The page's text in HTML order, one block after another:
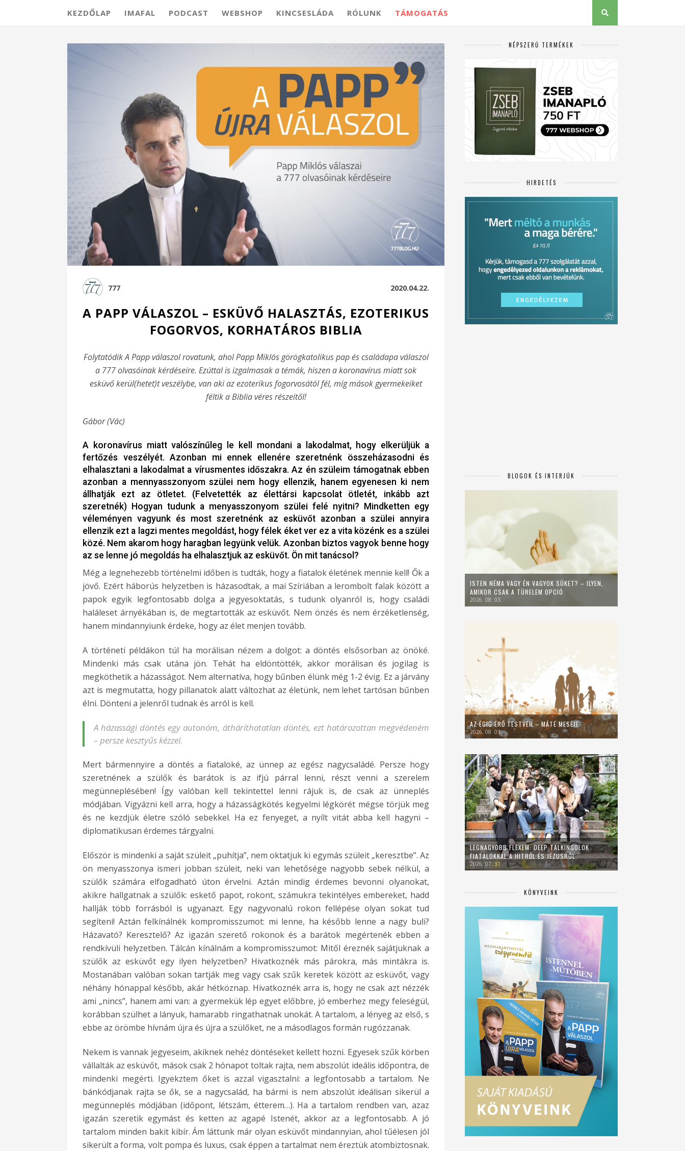
KEZDŐLAP IMAFAL PODCAST WEBSHOP KINCSESLÁDA RÓLUNK TÁMOGATÁS
777 2020.04.22.
A PAPP VÁLASZOL – ESKÜVŐ HALASZTÁS, EZOTERIKUS
FOGORVOS, KORHATÁROS BIBLIA
Folytatódik A Papp válaszol rovatunk, ahol Papp Miklós görögkatolikus pap és családapa válaszol
a 777 olvasóinak kérdéseire. Ezúttal is izgalmasak a témák, hiszen a koronavírus miatt sok
esküvő kerül(hetet)t veszélybe, van aki az ezoterikus fogorvosától fél, míg mások gyermekeiket
féltik a Biblia véres részeitől!
Gábor (Vác)
A koronavírus miatt valószínűleg le kell mondani a lakodalmat, hogy elkerüljük a
fertőzés veszélyét. Azonban mi ennek ellenére szeretnénk összeházasodni és
elhalasztani a lakodalmat a vírusmentes időszakra. Az én szüleim támogatnak ebben
azonban a mennyasszonyom szülei nem hogy ellenzik, hanem egyenesen ki nem
állhatják ezt az ötletet. (Felvetették az élettársi kapcsolat ötletét, inkább azt
szeretnék) Hogyan tudunk a menyasszonyom szülei felé nyitni? Mindketten egy
véleményen vagyunk és most szeretnénk az esküvőt azonban a szülei annyira
ellenzik ezt a lagzi mentes megoldást, hogy félek éket ver ez a vita közénk es a szülei
közé. Nem akarom hogy haragban legyünk velük. Azonban biztos vagyok benne hogy
az se lenne jó megoldás ha elhalasztjuk az esküvőt. Ön mit tanácsol?
Még a legnehezebb történelmi időben is tudták, hogy a fiatalok életének mennie kell! Ők a
jövő. Ezért háborús helyzetben is házasodtak, a mai Szíriában a lerombolt falak között a
papok egyik legfontosabb dolga a jegyesoktatás, s tudunk olyanról is, hogy családi
haláleset árnyékában is, de megtartották az esküvőt. Nem önzés és nem érzéketlenség,
hanem mindannyiunk érdeke, hogy az élet menjen tovább.
A történeti példákon túl ha morálisan nézem a dolgot: a döntés elsősorban az önöké.
Mindenki más csak utána jön. Tehát ha eldöntötték, akkor morálisan és jogilag is
megköthetik a házasságot. Nem alternatíva, hogy bűnben élünk még 1-2 évig. Ez a járvány
azt is megmutatta, hogy pillanatok alatt változhat az életünk, nem lehet tartósan bűnben
élni. Dönteni a jelenről tudnak és arról is kell.
A házassági döntés egy autonóm, átháríthatatlan döntés, ezt határozottan megvédeném
– persze kesztyűs kézzel.
Mert bármennyire a döntés a fiataloké, az ünnep az egész nagycsaládé. Persze hogy
szeretnének a szülők és barátok is az ifjú párral lenni, részt venni a szerelem
megünneplésében! Így valóban kell tekintettel lenni rájuk is, de csak az ünneplés
módjában. Vigyázni kell arra, hogy a házasságkötés kegyelmi légkörét mégse törjük meg
és ne kezdjük életre szóló sebekkel. Ha ez fenyeget, a nyílt vitát abba kell hagyni –
diplomatikusan érdemes tárgyalni.
Először is mindenki a saját szüleit „puhítja”, nem oktatjuk ki egymás szüleit „keresztbe”. Az
ön menyasszonya ismeri jobban szüleit, neki van lehetősége nagyobb sebek nélkül, a
szülők számára elfogadható úton érvelni. Aztán mindig érdemes bevonni olyanokat,
akikre hallgatnak a szülők: eskető papot, rokont, számukra tekintélyes embereket, hadd
hallják több forrásból is ugyanazt. Egy nagyvonalú rokon fellépése olyan sokat tud
segíteni! Aztán felkínálnék kompromisszumot: mi lenne, ha később lenne a nagy buli?
Házavató? Keresztelő? Az igazán szerető rokonok és a barátok megértenék ebben a
rendkívüli helyzetben. Tálcán kínálnám a kompromisszumot: Mitől éreznék sajátjuknak a
szülők az esküvőt egy ilyen helyzetben? Hivatkoznék más párokra, más mintákra is.
Mostanában valóban sokan tartják meg vagy csak szűk keretek között az esküvőt, vagy
néhány hónappal később, akár hétköznap. Hivatkoznék arra is, hogy ne csak azt nézzék
ami „nincs”, hanem ami van: a gyermekük lép egyet előbbre, jó emberhez megy feleségül,
korábban szülhet a lányuk, hamarabb ringathatnak unokát. A tartalom, a lényeg az első, s
ebbe az örömbe hívnám újra és újra a szülőket, ne a másodlagos formán rugózzanak.
Nekem is vannak jegyeseim, akiknek nehéz döntéseket kellett hozni. Egyesek szűk körben
vállalták az esküvőt, mások csak 2 hónapot toltak rajta, nem abszolút ideális időpontra, de
mindenki megérti. Igyekztem őket is azzal vigasztalni: a legfontosabb a tartalom. Ne
bánkódjanak rajta se ők, se a nagycsalád, ha bármi is nem abszolút ideálisan sikerül a
megünneplés módjában (időpont, létszám, étterem…). Ha a tartalom rendben van, azaz
igazán szeretik egymást és ketten az agapé Istenét, akkor az a legfontosabb. A jó
tartalom minden bakit kibír. Ám láttunk már olyan esküvőt mindannyian, ahol tűélesen jól
sikerült a forma, volt pompa és luxus, csak éppen a tartalmat nem éreztük atombiztosnak.
NÉPSZERŰ TERMÉKEK
HIRDETÉS
BLOGOK ÉS INTERJÚK
ISTEN NÉMA VAGY ÉN VAGYOK SÜKET? – ILYEN,
AMIKOR CSAK A TÜRELEM OPCIÓ
2026. 08. 03.
AZ ÉGIG ÉRŐ TESTVÉR – MÁTÉ MESÉJE
2026. 08. 01.
LEGNAGYOBB FLEXEM: DEEP TALKINGOLOK
FIATALOKKAL A HITRŐL ÉS JÉZUSRÓL
2026. 07. 31.
KÖNYVEINK